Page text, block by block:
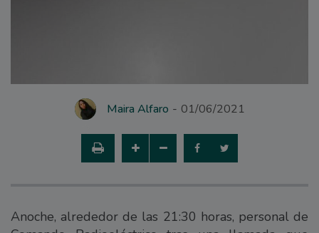
Maira Alfaro 01/06/2021
Anoche, alrededor de las 21:30 horas, personal de